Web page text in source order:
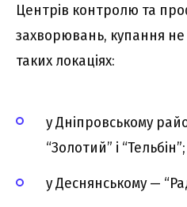
Центрів контролю та
захворювань, купання
таких локаціях:
у Дніпровському
“Золотий” і “Тельбін”;
у Деснянському —